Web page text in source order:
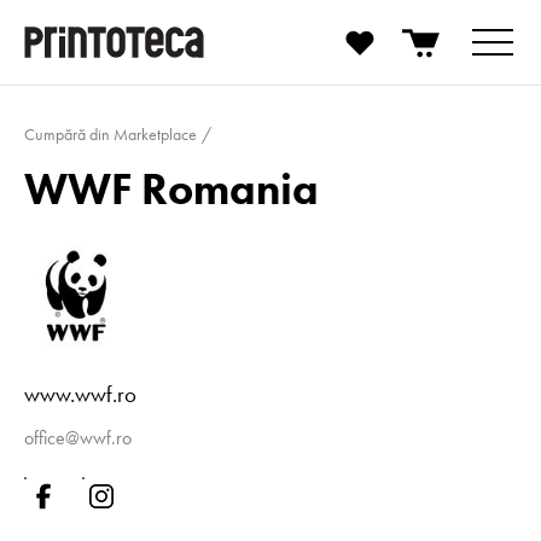
Cumpără din Marketplace
WWF Romania
www.wwf.ro
office@wwf.ro